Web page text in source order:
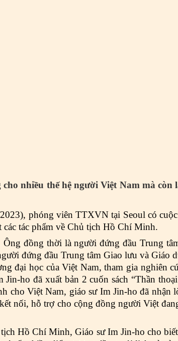
nhiều thế hệ người Việt Nam mà còn
phóng viên TTXVN tại Seoul có
tác phẩm về Chủ tịch Hồ Chí Minh.
đồng thời là người đứng đầu Trung
đứng đầu Trung tâm Giao lưu và Giáo
đại học của Việt Nam, tham gia nghiên
ho đã xuất bản 2 cuốn sách “Thần
cho Việt Nam, giáo sư Im Jin-ho đã
nối, hỗ trợ cho cộng đồng người Việt
Hồ Chí Minh, Giáo sư Im Jin-ho cho